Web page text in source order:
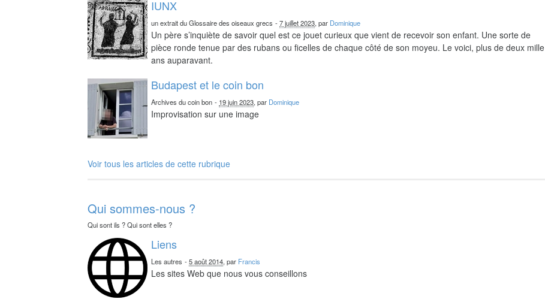
IUNX
un extrait du Glossaire des oiseaux grecs -7 juillet 2023, par Dominique
Un père s’inquiète de savoir quel est ce jouet curieux que vient de recevoir son enfant. Une sorte de
pièce ronde tenue par des rubans ou ficelles de chaque côté de son moyeu. Le voici, plus de deux mille
ans auparavant.
Budapest et le coin bon
Archives du coin bon - 19 juin 2023, par Dominique
Improvisation sur une image
Voir tous les articles de cette rubrique
Qui sommes-nous ?
Qui sont ils ? Qui sont elles ?
Liens
Les autres -5 août 2014, par Francis
Les sites Web que nous vous conseillons